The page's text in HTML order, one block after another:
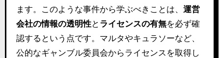
ます。このような事件から学ぶべきことは、 運営
会社の情報の透明性と ライセンスの有無を必ず確
認するという点です。マルタやキュラソーなど、
公的なギャンブル委員会からライセンスを取得し